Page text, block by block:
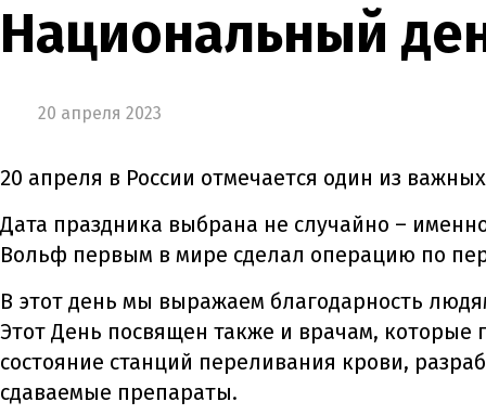
Национальный
20 апреля 2023
20 апреля в России отмечается один из
Дата праздника выбрана не случайно –
Вольф первым в мире сделал операцию по
В этот день мы выражаем благодарность
Этот День посвящен также и врачам, которые
состояние станций переливания крови,
сдаваемые препараты.